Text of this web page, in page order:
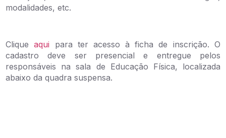
modalidades, etc.
Cliqueaqui para ter acesso à ficha de inscrição. O
cadastro deve ser presencial e entregue pelos
responsáveis na sala de Educação Física, localizada
abaixo da quadra suspensa.